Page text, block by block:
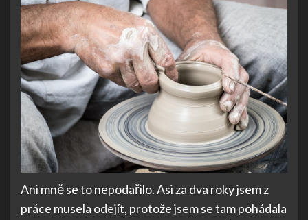
Ani mně se to nepodařilo. Asi za dva roky jsem z
práce musela odejít, protože jsem se tam pohádala